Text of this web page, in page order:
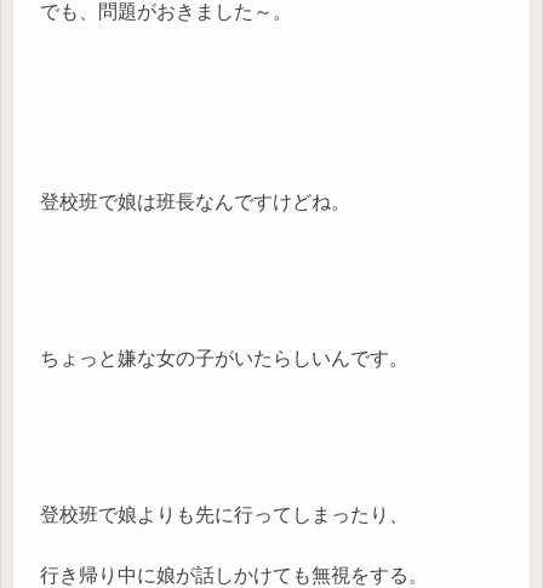
でも、問題がおきました～。
登校班で娘は班長なんですけどね。
ちょっと嫌な女の子がいたらしいんです。
登校班で娘よりも先に行ってしまったり、
行き帰り中に娘が話しかけても無視をする。